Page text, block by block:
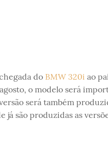
doBMW 320i ao
o modelo será
será também
já são produzidas as